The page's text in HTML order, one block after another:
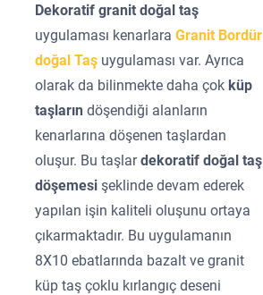
Dekoratif granit doğal taş
uygulaması kenarlaraGranit Bordür
doğal Taş uygulaması var. Ayrıca
olarak da bilinmekte daha çok küp
taşların döşendiği alanların
kenarlarına döşenen taşlardan
oluşur. Bu taşlardekoratif doğal taş
döşemesişeklinde devam ederek
yapılan işin kaliteli oluşunu ortaya
çıkarmaktadır. Bu uygulamanın
8X10 ebatlarında bazalt ve granit
küp taş çoklu kırlangıç deseni